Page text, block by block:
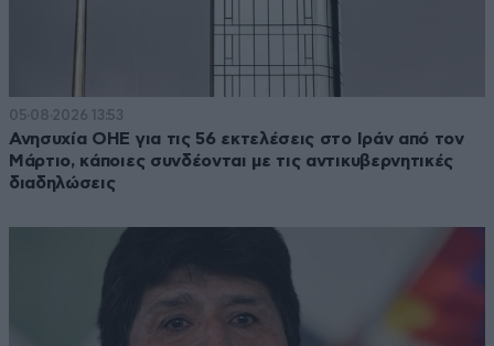
05·08·2026 13:53
Ανησυχία ΟΗΕ για τις 56 εκτελέσεις στο Ιράν από τον
Μάρτιο, κάποιες συνδέονται με τις αντικυβερνητικές
διαδηλώσεις